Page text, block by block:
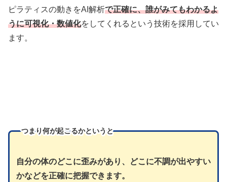
ピラティスの動きをAI解析で正確に、誰がみてもわかるよ
うに可視化・数値化をしてくれるという技術を採用してい
ます。
つまり何が起こるかというと
自分の体のどこに歪みがあり、どこに不調が出やすい
かなどを正確に把握できます。